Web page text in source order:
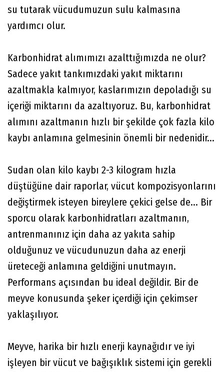
su tutarak vücudumuzun sulu kalmasına
yardımcı olur.
Karbonhidrat alımımızı azalttığımızda ne olur?
Sadece yakıt tankımızdaki yakıt miktarını
azaltmakla kalmıyor, kaslarımızın depoladığı su
içeriği miktarını da azaltıyoruz. Bu, karbonhidrat
alımını azaltmanın hızlı bir şekilde çok fazla kilo
kaybı anlamına gelmesinin önemli bir nedenidir...
Sudan olan kilo kaybı 2-3 kilogram hızla
düştüğüne dair raporlar, vücut kompozisyonlarını
değiştirmek isteyen bireylere çekici gelse de... Bir
sporcu olarak karbonhidratları azaltmanın,
antrenmanınız için daha az yakıta sahip
olduğunuz ve vücudunuzun daha az enerji
üreteceği anlamına geldiğini unutmayın.
Performans açısından bu ideal değildir. Bir de
meyve konusunda şeker içerdiği için çekimser
yaklaşılıyor.
Meyve, harika bir hızlı enerji kaynağıdır ve iyi
işleyen bir vücut ve bağışıklık sistemi için gerekli